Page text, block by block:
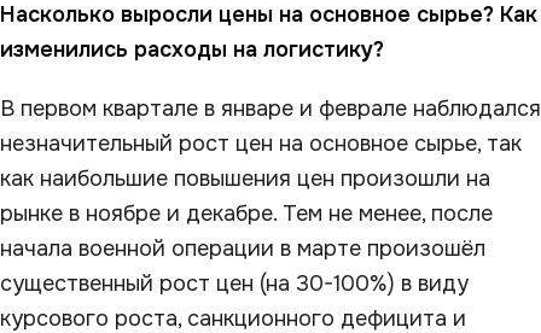
Насколько выросли цены на основное сырье? Как
изменились расходы на логистику?
В первом квартале в январе и феврале наблюдался
незначительный рост цен на основное сырье, так
как наибольшие повышения цен произошли на
рынке в ноябре и декабре. Тем не менее, после
начала военной операции в марте произошёл
существенный рост цен (на 30-100%) в виду
курсового роста, санкционного дефицита и